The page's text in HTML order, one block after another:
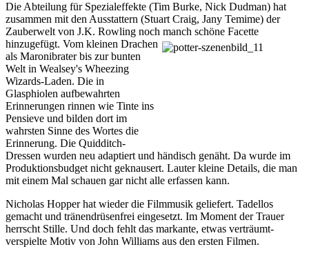
Die Abteilung für Spezialeffekte (Tim Burke, Nick Dudman) hat
zusammen mit den Ausstattern (Stuart Craig, Jany Temime) der
Zauberwelt von J.K. Rowling noch manch schöne Facette
hinzugefügt. Vom kleinen Drachen
als Maronibrater bis zur bunten
Welt in Wealsey's Wheezing
Wizards-Laden. Die in
Glasphiolen aufbewahrten
Erinnerungen rinnen wie Tinte ins
Pensieve und bilden dort im
wahrsten Sinne des Wortes die
Erinnerung. Die Quidditch-
Dressen wurden neu adaptiert und händisch genäht. Da wurde im
Produktionsbudget nicht geknausert. Lauter kleine Details, die man
mit einem Mal schauen gar nicht alle erfassen kann.
Nicholas Hopper hat wieder die Filmmusik geliefert. Tadellos
gemacht und tränendrüsenfrei eingesetzt. Im Moment der Trauer
herrscht Stille. Und doch fehlt das markante, etwas verträumt-
verspielte Motiv von John Williams aus den ersten Filmen.